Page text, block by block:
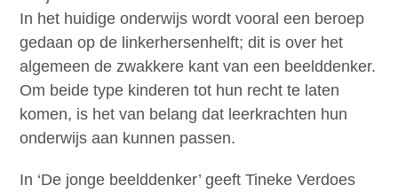
In het huidige onderwijs wordt vooral een beroep
gedaan op de linkerhersenhelft; dit is over het
algemeen de zwakkere kant van een beelddenker.
Om beide type kinderen tot hun recht te laten
komen, is het van belang dat leerkrachten hun
onderwijs aan kunnen passen.
In ‘De jonge beelddenker’ geeft Tineke Verdoes